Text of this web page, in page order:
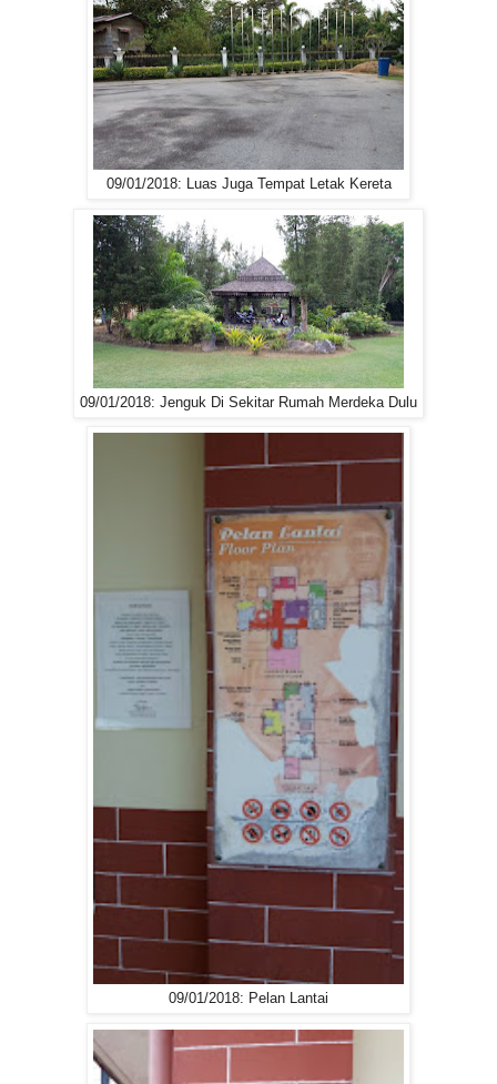
09/01/2018: Luas Juga Tempat Letak Kereta
09/01/2018: Jenguk Di Sekitar Rumah Merdeka Dulu
09/01/2018: Pelan Lantai